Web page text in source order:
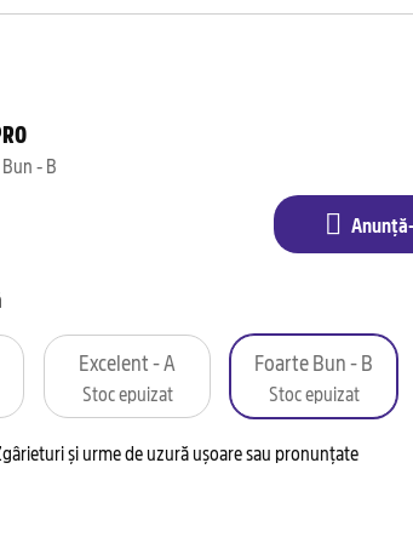
- B
Excelent - A
Stoc epuizat
Foarte Bun - B
Stoc epuizat
și urme de uzură ușoare sau pronunțate